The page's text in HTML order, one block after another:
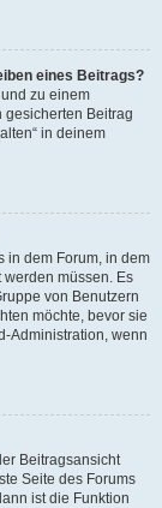
eines Beitrags?
zu einem
Beitrag
in deinem
in dem Forum, in dem
müssen. Es
von Benutzern
möchte, bevor sie
Administration, wenn
Beitragsansicht
Seite des Forums
ist die Funktion